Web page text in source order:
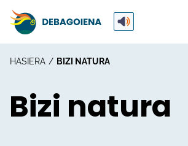
HASIERA BIZI NATURA
Bizi natura